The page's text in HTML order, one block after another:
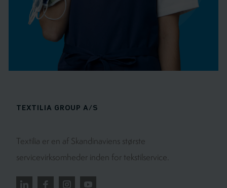
TEXTILIA GROUP A/S
Textilia er en af Skandinaviens største
servicevirksomheder inden for tekstilservice.